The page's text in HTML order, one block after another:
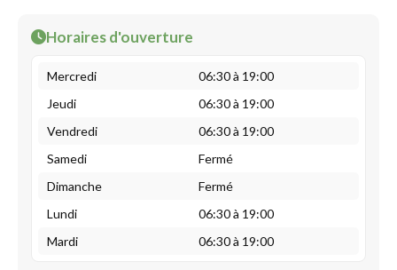
Horaires d'ouverture
Mercredi
06:30 à 19:00
Jeudi
06:30 à 19:00
Vendredi
06:30 à 19:00
Samedi
Fermé
Dimanche
Fermé
Lundi
06:30 à 19:00
Mardi
06:30 à 19:00